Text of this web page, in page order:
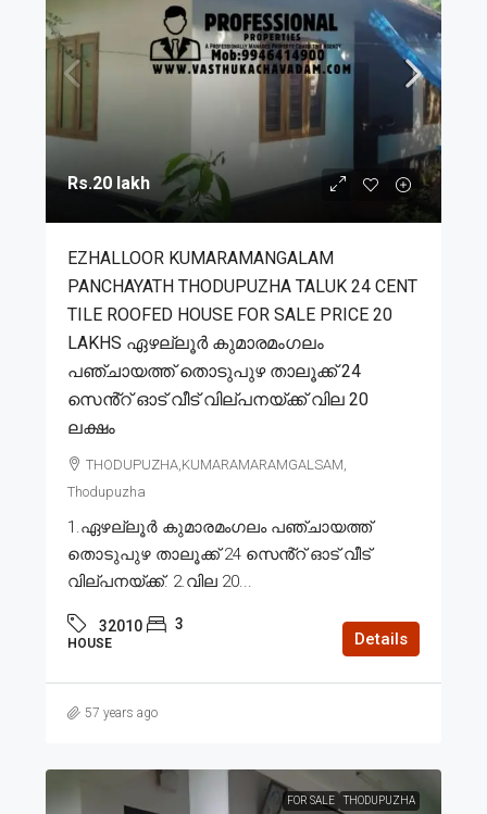
Rs.20 lakh
EZHALLOOR KUMARAMANGALAM
PANCHAYATH THODUPUZHA TALUK 24 CENT
TILE ROOFED HOUSE FOR SALE PRICE 20
LAKHS ഏഴല്ലൂർ കുമാരമംഗലം
പഞ്ചായത്ത് തൊടുപുഴ താലൂക്ക് 24
സെൻ്റ് ഓട് വീട് വില്പനയ്ക്ക് വില 20
ലക്ഷം
THODUPUZHA,KUMARAMARAMGALSAM,
Thodupuzha
1.ഏഴല്ലൂർ കുമാരമംഗലം പഞ്ചായത്ത്
തൊടുപുഴ താലൂക്ക് 24 സെൻ്റ് ഓട് വീട്
വില്പനയ്ക്ക്. 2.വില 20...
32010 3
HOUSE Details
57 years ago
FOR SALE THODUPUZHA